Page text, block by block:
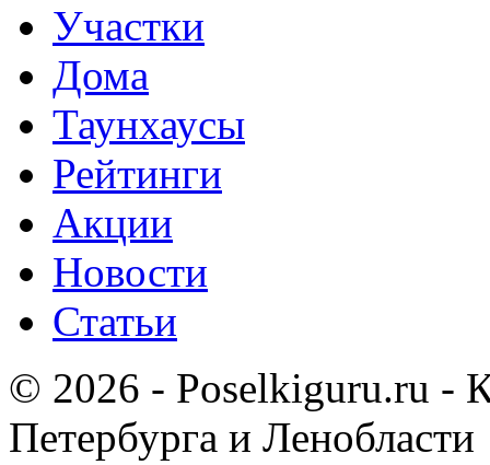
Участки
Дома
Таунхаусы
Рейтинги
Акции
Новости
Статьи
© 2026 - Poselkiguru.ru -
Петербурга и Ленобласти